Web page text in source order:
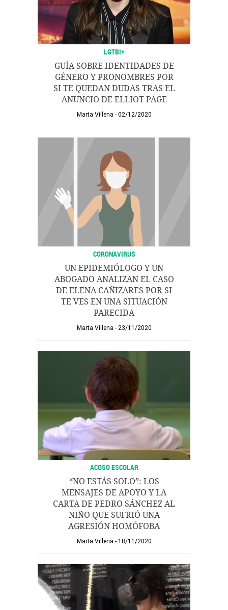
LGTBI+
GUÍA SOBRE IDENTIDADES DE
GÉNERO Y PRONOMBRES POR
SI TE QUEDAN DUDAS TRAS EL
ANUNCIO DE ELLIOT PAGE
Marta Villena 02/12/2020
CORONAVIRUS
UN EPIDEMIÓLOGO Y UN
ABOGADO ANALIZAN EL CASO
DE ELENA CAÑIZARES POR SI
TE VES EN UNA SITUACIÓN
PARECIDA
Marta Villena 23/11/2020
ACOSO ESCOLAR
“NO ESTÁS SOLO”: LOS
MENSAJES DE APOYO Y LA
CARTA DE PEDRO SÁNCHEZ AL
NIÑO QUE SUFRIÓ UNA
AGRESIÓN HOMÓFOBA
Marta Villena 18/11/2020